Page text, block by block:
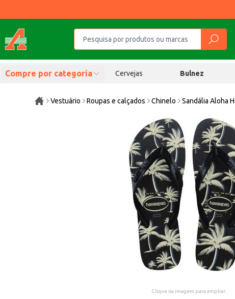
Compre por categoria Cervejas Bulnez
Vestuário Roupas e calçados Chinelo Sandália Aloha
Clique na imagem para ampliar.